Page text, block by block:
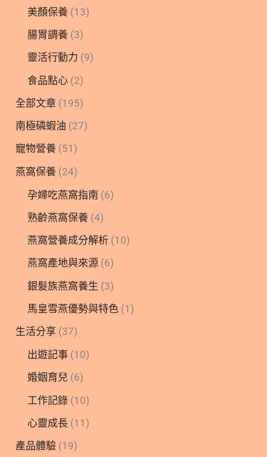
美顏保養 (13)
腸胃調養 (3)
靈活行動力 (9)
食品點心 (2)
全部文章 (195)
南極磷蝦油 (27)
寵物營養 (51)
燕窩保養 (24)
孕婦吃燕窩指南 (6)
熟齡燕窩保養 (4)
燕窩營養成分解析 (10)
燕窩產地與來源 (6)
銀髮族燕窩養生 (3)
馬皇雪燕優勢與特色 (1)
生活分享 (37)
出遊記事 (10)
婚姻育兒 (6)
工作記錄 (10)
心靈成長 (11)
產品體驗 (19)